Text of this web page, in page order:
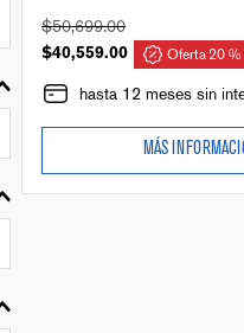
$50,699.00
$40,559.00 Oferta20 %
hasta 12 meses sin
MÁS